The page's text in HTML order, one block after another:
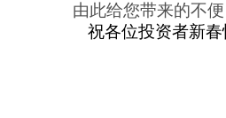
由此给您带来的不便
祝各位投资者新春